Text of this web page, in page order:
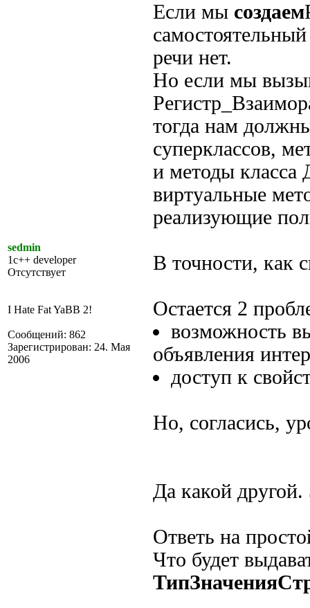
sedmin
1c++ developer
Отсутствует
I Hate Fat YaBB 2!
Сообщений: 862
Зарегистрирован: 24. Мая
2006
Если мы создаем
речи нет.
Но если мы
тогда нам
суперклассов,
и методы
виртуальные
реализующие
В точности, как
Остается 2
возможность
объявления
доступ к
Но, согласись,
Да какой
Ответь на
Что будет